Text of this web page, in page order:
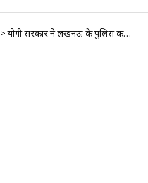
>योगी सरकार ने लखनऊ के पुलिस कमिश्नर को हटाया